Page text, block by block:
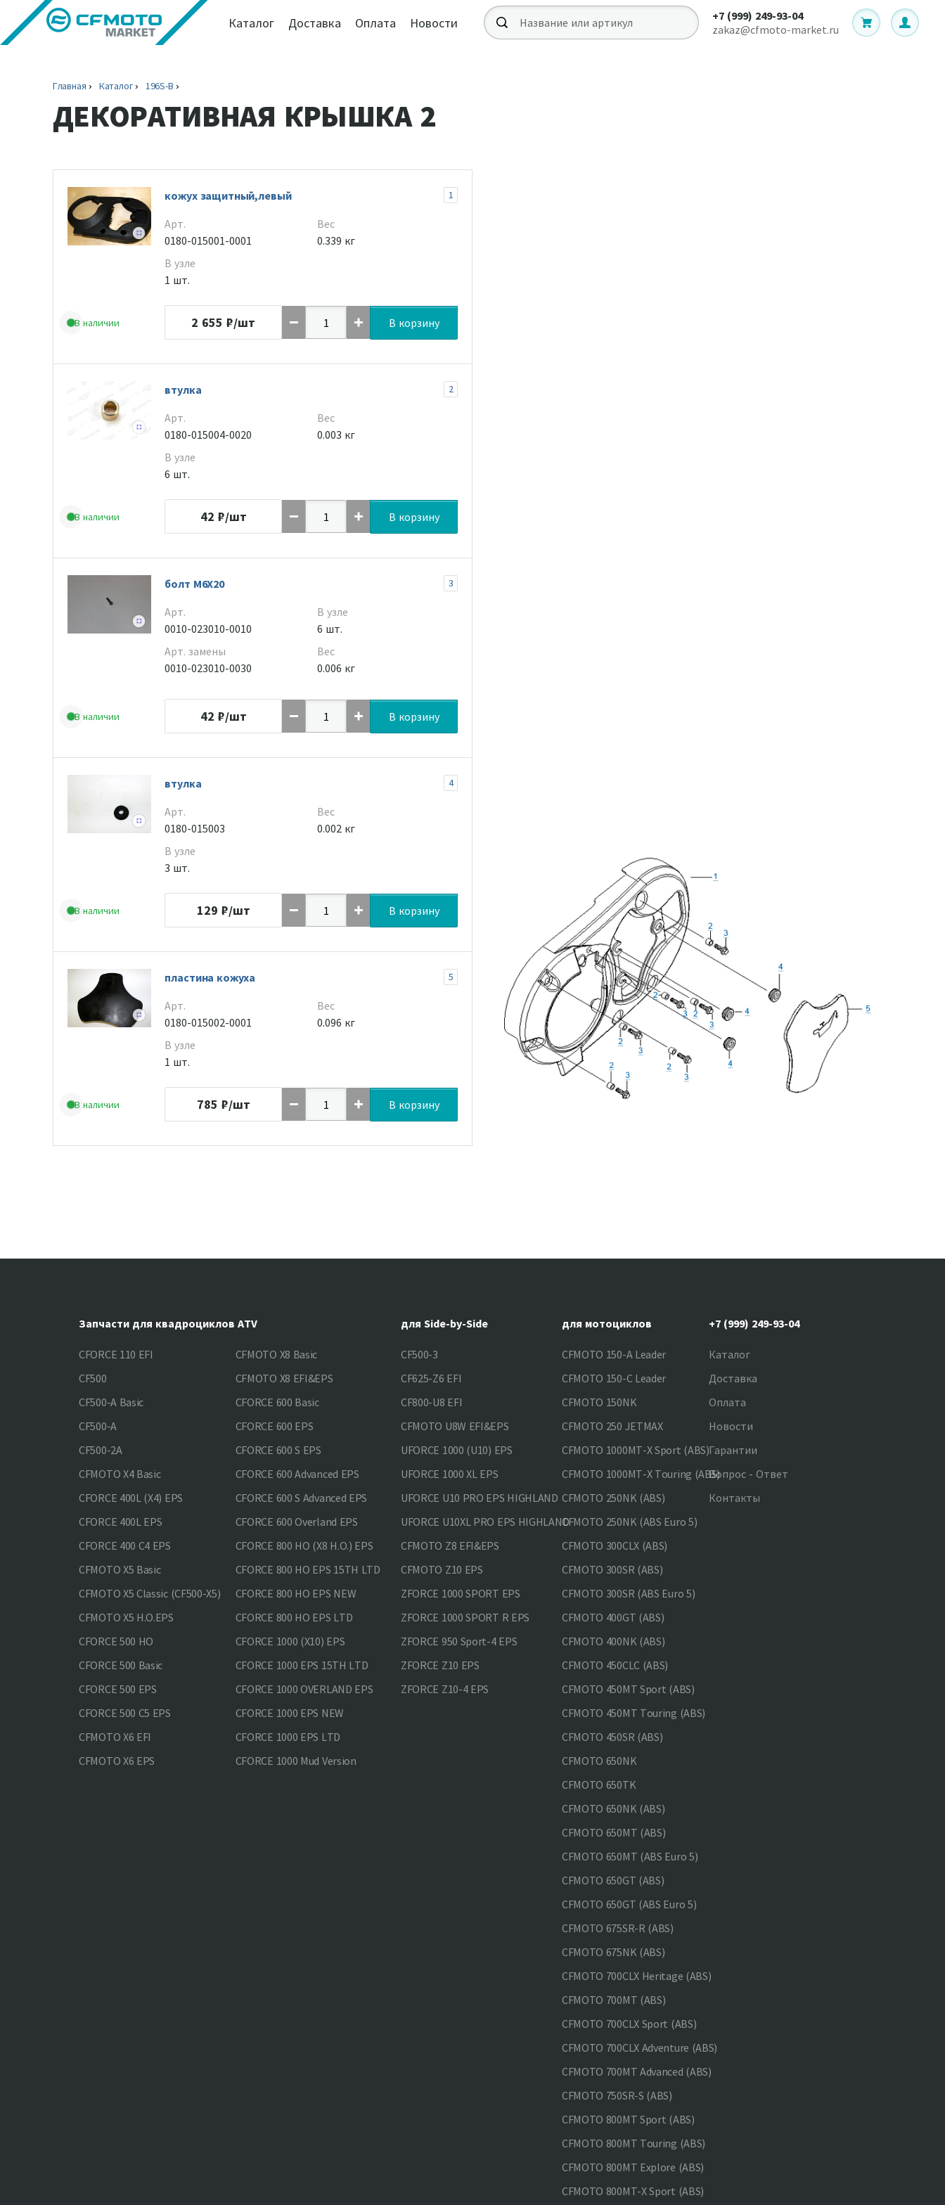
Каталог Доставка Оплата Новости
+7 (999) 249-93-04
zakaz@cfmoto-market.ru
Главная Каталог 196S-B
ДЕКОРАТИВНАЯ КРЫШКА 2
В наличии
кожух защитный,левый 1
Арт.
0180-015001-0001
В узле
1 шт.
Вес
0.339 кг
2 655 ₽/шт В корзину
В наличии
втулка 2
Арт.
0180-015004-0020
В узле
6 шт.
Вес
0.003 кг
42 ₽/шт В корзину
В наличии
болт M6X20 3
Арт.
0010-023010-0010
Арт. замены
0010-023010-0030
В узле
6 шт.
Вес
0.006 кг
42 ₽/шт В корзину
В наличии
втулка 4
Арт.
0180-015003
В узле
3 шт.
Вес
0.002 кг
129 ₽/шт В корзину
В наличии
пластина кожуха 5
Арт.
0180-015002-0001
В узле
1 шт.
Вес
0.096 кг
785 ₽/шт В корзину
Запчасти для квадроциклов ATV
CFORCE 110 EFI
CF500
CF500-A Basic
CF500-A
CF500-2A
CFMOTO X4 Basic
CFORCE 400L (X4) EPS
CFORCE 400L EPS
CFORCE 400 С4 EPS
CFMOTO X5 Basic
CFMOTO X5 Classic (CF500-X5)
CFMOTO X5 H.O.EPS
CFORCE 500 HO
CFORCE 500 Basic
CFORCE 500 EPS
CFORCE 500 С5 EPS
CFMOTO X6 EFI
CFMOTO X6 EPS
CFMOTO X8 Basic
CFMOTO X8 EFI&EPS
CFORCE 600 Basic
CFORCE 600 EPS
CFORCE 600 S EPS
CFORCE 600 Advanced EPS
CFORCE 600 S Advanced EPS
CFORCE 600 Overland EPS
CFORCE 800 HO (X8 H.O.) EPS
CFORCE 800 HO EPS 15TH LTD
CFORCE 800 HO EPS NEW
CFORCE 800 HO EPS LTD
CFORCE 1000 (X10) EPS
CFORCE 1000 EPS 15TH LTD
CFORCE 1000 OVERLAND EPS
CFORCE 1000 EPS NEW
CFORCE 1000 EPS LTD
CFORCE 1000 Mud Version
для Side-by-Side
CF500-3
CF625-Z6 EFI
CF800-U8 EFI
CFMOTO U8W EFI&EPS
UFORCE 1000 (U10) EPS
UFORCE 1000 XL EPS
UFORCE U10 PRO EPS HIGHLAND
UFORCE U10XL PRO EPS HIGHLAND
CFMOTO Z8 EFI&EPS
CFMOTO Z10 EPS
ZFORCE 1000 SPORT EPS
ZFORCE 1000 SPORT R EPS
ZFORCE 950 Sport-4 EPS
ZFORCE Z10 EPS
ZFORCE Z10-4 EPS
для мотоциклов
CFMOTO 150-A Leader
CFMOTO 150-C Leader
CFMOTO 150NK
CFMOTO 250 JETMAX
CFMOTO 1000MT-X Sport (ABS)
CFMOTO 1000MT-X Touring (ABS)
CFMOTO 250NK (ABS)
CFMOTO 250NK (ABS Euro 5)
CFMOTO 300CLX (ABS)
CFMOTO 300SR (ABS)
CFMOTO 300SR (ABS Euro 5)
CFMOTO 400GT (ABS)
CFMOTO 400NK (ABS)
CFMOTO 450CLC (ABS)
CFMOTO 450MT Sport (ABS)
CFMOTO 450MT Touring (ABS)
CFMOTO 450SR (ABS)
CFMOTO 650NK
CFMOTO 650TK
CFMOTO 650NK (ABS)
CFMOTO 650MT (ABS)
CFMOTO 650MT (ABS Euro 5)
CFMOTO 650GT (ABS)
CFMOTO 650GT (ABS Euro 5)
CFMOTO 675SR-R (ABS)
CFMOTO 675NK (ABS)
CFMOTO 700CLX Heritage (ABS)
CFMOTO 700MT (ABS)
CFMOTO 700CLX Sport (ABS)
CFMOTO 700CLX Adventure (ABS)
CFMOTO 700MT Advanced (ABS)
CFMOTO 750SR-S (ABS)
CFMOTO 800MT Sport (ABS)
CFMOTO 800MT Touring (ABS)
CFMOTO 800MT Explore (ABS)
CFMOTO 800MT-X Sport (ABS)
+7 (999) 249-93-04
Каталог
Доставка
Оплата
Новости
Гарантии
Вопрос - Ответ
Контакты